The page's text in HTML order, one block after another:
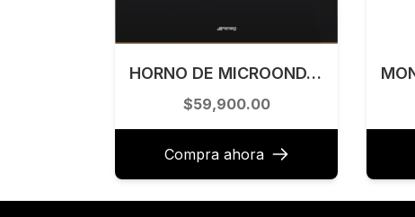
HORNO DE MICROONDAS EMPOTRABLE 60 CM SEMG MODELO SO4604M2PNR
$59,900.00
Compra ahora